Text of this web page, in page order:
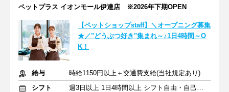
ペットプラス イオンモール伊達店 ※2026年下期OPEN
【ペットショップstaff】＼オープニング募集
★／"どうぶつ好き"集まれ～♪1日4時間～O
K！
給与
時給1150円以上＋交通費支給(当社規定あり)
シフト
週3日以上 1日4時間以上 シフト自由・自己申告